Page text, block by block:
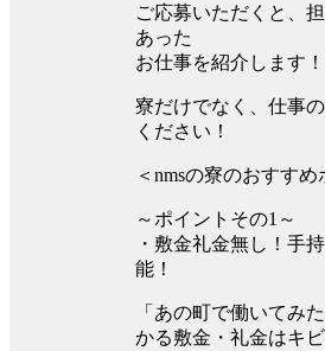
ご応募いただくと、
あった
お仕事を紹介します！
寮だけでなく、仕事
ください！
＜nmsの寮のおすすめ
～ポイントその1～
・敷金礼金無し！手
能！
「あの町で働いてみ
かる敷金・礼金はキ